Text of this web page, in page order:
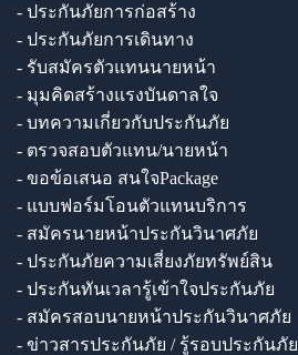
- ประกันภัยการก่อสร้าง
- ประกันภัยการเดินทาง
- รับสมัครตัวแทนนายหน้า
- มุมคิดสร้างแรงบันดาลใจ
- บทความเกี่ยวกับประกันภัย
- ตรวจสอบตัวแทน/นายหน้า
- ขอข้อเสนอ สนใจPackage
- แบบฟอร์มโอนตัวแทนบริการ
- สมัครนายหน้าประกันวินาศภัย
- ประกันภัยความเสี่ยงภัยทรัพย์สิน
- ประกันทันเวลารู้เข้าใจประกันภัย
- สมัครสอบนายหน้าประกันวินาศภัย
- ข่าวสารประกันภัย / รู้รอบประกันภัย